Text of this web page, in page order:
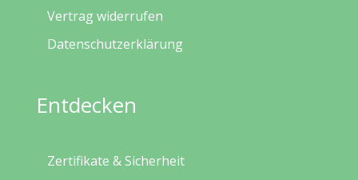
Vertrag widerrufen
Datenschutzerklärung
Entdecken
Zertifikate & Sicherheit